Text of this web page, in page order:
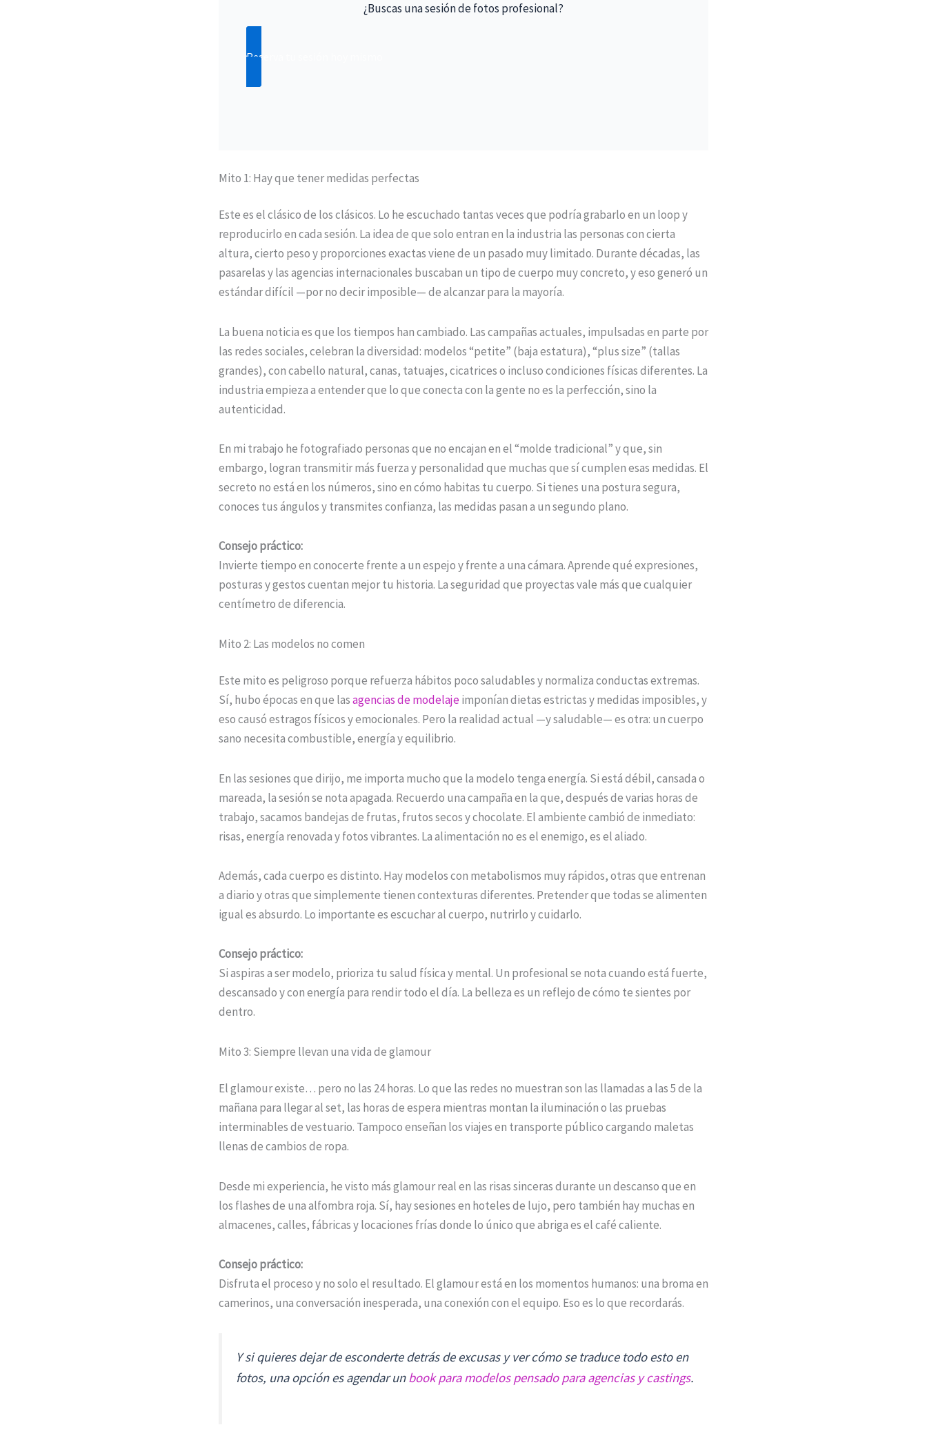
¿Buscas una sesión de fotos profesional?
Reserva tu sesión hoy mismo
Mito 1: Hay que tener medidas perfectas
Este es el clásico de los clásicos. Lo he escuchado tantas veces que podría grabarlo en un loop y
reproducirlo en cada sesión. La idea de que solo entran en la industria las personas con cierta
altura, cierto peso y proporciones exactas viene de un pasado muy limitado. Durante décadas, las
pasarelas y las agencias internacionales buscaban un tipo de cuerpo muy concreto, y eso generó un
estándar difícil —por no decir imposible— de alcanzar para la mayoría.
La buena noticia es que los tiempos han cambiado. Las campañas actuales, impulsadas en parte por
las redes sociales, celebran la diversidad: modelos “petite” (baja estatura), “plus size” (tallas
grandes), con cabello natural, canas, tatuajes, cicatrices o incluso condiciones físicas diferentes. La
industria empieza a entender que lo que conecta con la gente no es la perfección, sino la
autenticidad.
En mi trabajo he fotografiado personas que no encajan en el “molde tradicional” y que, sin
embargo, logran transmitir más fuerza y personalidad que muchas que sí cumplen esas medidas. El
secreto no está en los números, sino en cómo habitas tu cuerpo. Si tienes una postura segura,
conoces tus ángulos y transmites confianza, las medidas pasan a un segundo plano.
Consejo práctico:
Invierte tiempo en conocerte frente a un espejo y frente a una cámara. Aprende qué expresiones,
posturas y gestos cuentan mejor tu historia. La seguridad que proyectas vale más que cualquier
centímetro de diferencia.
Mito 2: Las modelos no comen
Este mito es peligroso porque refuerza hábitos poco saludables y normaliza conductas extremas.
Sí, hubo épocas en que lasagencias de modelajeimponían dietas estrictas y medidas imposibles, y
eso causó estragos físicos y emocionales. Pero la realidad actual —y saludable— es otra: un cuerpo
sano necesita combustible, energía y equilibrio.
En las sesiones que dirijo, me importa mucho que la modelo tenga energía. Si está débil, cansada o
mareada, la sesión se nota apagada. Recuerdo una campaña en la que, después de varias horas de
trabajo, sacamos bandejas de frutas, frutos secos y chocolate. El ambiente cambió de inmediato:
risas, energía renovada y fotos vibrantes. La alimentación no es el enemigo, es el aliado.
Además, cada cuerpo es distinto. Hay modelos con metabolismos muy rápidos, otras que entrenan
a diario y otras que simplemente tienen contexturas diferentes. Pretender que todas se alimenten
igual es absurdo. Lo importante es escuchar al cuerpo, nutrirlo y cuidarlo.
Consejo práctico:
Si aspiras a ser modelo, prioriza tu salud física y mental. Un profesional se nota cuando está fuerte,
descansado y con energía para rendir todo el día. La belleza es un reflejo de cómo te sientes por
dentro.
Mito 3: Siempre llevan una vida de glamour
El glamour existe… pero no las 24 horas. Lo que las redes no muestran son las llamadas a las 5 de la
mañana para llegar al set, las horas de espera mientras montan la iluminación o las pruebas
interminables de vestuario. Tampoco enseñan los viajes en transporte público cargando maletas
llenas de cambios de ropa.
Desde mi experiencia, he visto más glamour real en las risas sinceras durante un descanso que en
los flashes de una alfombra roja. Sí, hay sesiones en hoteles de lujo, pero también hay muchas en
almacenes, calles, fábricas y locaciones frías donde lo único que abriga es el café caliente.
Consejo práctico:
Disfruta el proceso y no solo el resultado. El glamour está en los momentos humanos: una broma en
camerinos, una conversación inesperada, una conexión con el equipo. Eso es lo que recordarás.
Y si quieres dejar de esconderte detrás de excusas y ver cómo se traduce todo esto en
fotos, una opción es agendar un book para modelos pensado para agencias y castings.